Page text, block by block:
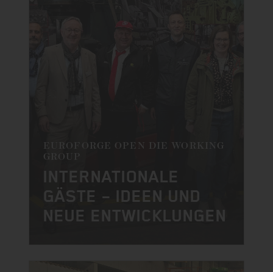
EUROFORGE OPEN DIE WORKING
GROUP
INTERNATIONALE
GÄSTE – IDEEN UND
NEUE ENTWICKLUNGEN